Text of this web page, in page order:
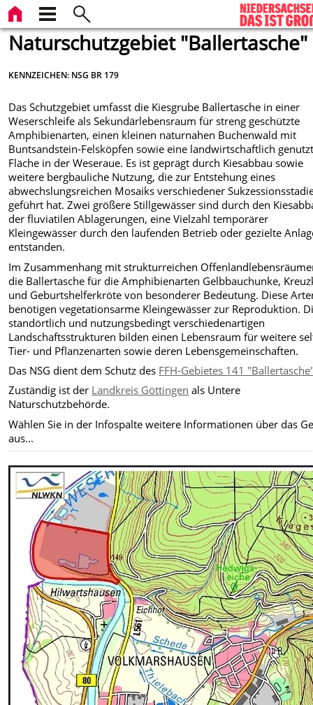
Naturschutzgebiet "Ballertasche"
KENNZEICHEN: NSG BR 179
Das Schutzgebiet umfasst die Kiesgrube Ballertasche in einer
Weserschleife als Sekundärlebensraum für streng geschützte
Amphibienarten, einen kleinen naturnahen Buchenwald mit
Buntsandstein-Felsköpfen sowie eine landwirtschaftlich
Fläche in der Weseraue. Es ist geprägt durch Kiesabbau sowie
weitere bergbauliche Nutzung, die zur Entstehung eines
abwechslungsreichen Mosaiks verschiedener
geführt hat. Zwei größere Stillgewässer sind durch den
der fluviatilen Ablagerungen, eine Vielzahl temporärer
Kleingewässer durch den laufenden Betrieb oder gezielte
entstanden.
Im Zusammenhang mit strukturreichen
die Ballertasche für die Amphibienarten Gelbbauchunke,
und Geburtshelferkröte von besonderer Bedeutung. Diese
benötigen vegetationsarme Kleingewässer zur Reproduktion.
standörtlich und nutzungsbedingt verschiedenartigen
Landschaftsstrukturen bilden einen Lebensraum für weitere
Tier- und Pflanzenarten sowie deren Lebensgemeinschaften.
Das NSG dient dem Schutz des FFH-Gebietes 141
Zuständig ist der Landkreis Göttingen als Untere
Naturschutzbehörde.
Wählen Sie in der Infospalte weitere Informationen über das
aus...